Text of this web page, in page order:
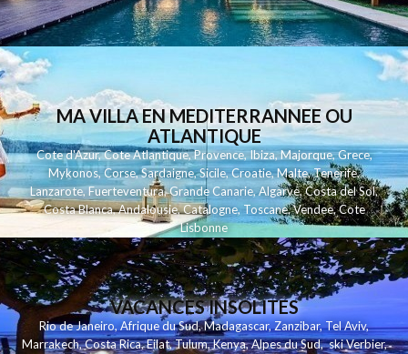
MA VILLA EN MEDITERRANNEE OU
ATLANTIQUE
Cote d'Azur,Cote Atlantique,Provence,Ibiza,Majorque,Grece,
Mykonos,Corse,Sardaigne,Sicile,Croatie,Malte,Tenerife,
Lanzarote,Fuerteventura,Grande Canarie,Algarve,Costa del Sol,
Costa Blanca,Andalousie,Catalogne,Toscane,Vendee,Cote
Lisbonne
VACANCES INSOLITES
Rio de Janeiro,Afrique du Sud,Madagascar,Zanzibar,Tel Aviv,
Marrakech,Costa Rica,Eilat,Tulum,Kenya,Alpes du Sud,ski Verbier,